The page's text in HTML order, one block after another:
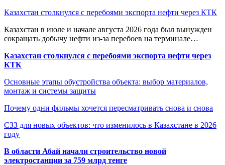
Казахстан столкнулся с перебоями экспорта нефти через КТК
Казахстан в июле и начале августа 2026 года был вынужден
сокращать добычу нефти из-за перебоев на терминале…
Казахстан столкнулся с перебоями экспорта нефти через
КТК
Основные этапы обустройства объекта: выбор материалов,
монтаж и системы защиты
Почему одни фильмы хочется пересматривать снова и снова
СЗЗ для новых объектов: что изменилось в Казахстане в 2026
году
В области Абай начали строительство новой
электростанции за 759 млрд тенге